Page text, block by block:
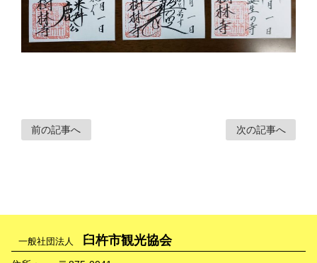
前の記事へ 次の記事へ
一般社団法人 臼杵市観光協会